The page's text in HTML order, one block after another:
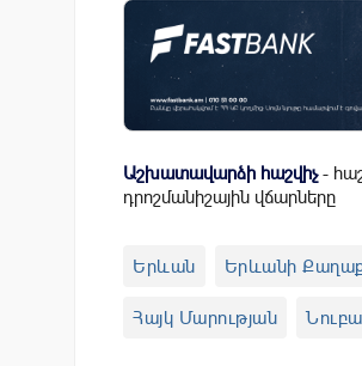
Աշխատավարձի հաշվիչ -
դրոշմանիշային վճարները
Երևան Երևանի
Հայկ Մարության